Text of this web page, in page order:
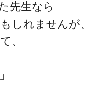
先生なら
しれませんが、
、